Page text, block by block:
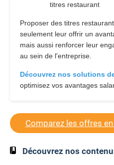
titres restaurant
Proposer des titres
seulement leur offrir un
mais aussi renforcer leur
au sein de l'entreprise.
Découvrez nos solutions
optimisez vos avantages
Comparez les offres
Découvrez nos